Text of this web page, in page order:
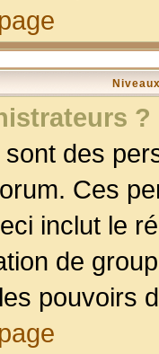
?
des
Ces
inclut le
de
pouvoirs